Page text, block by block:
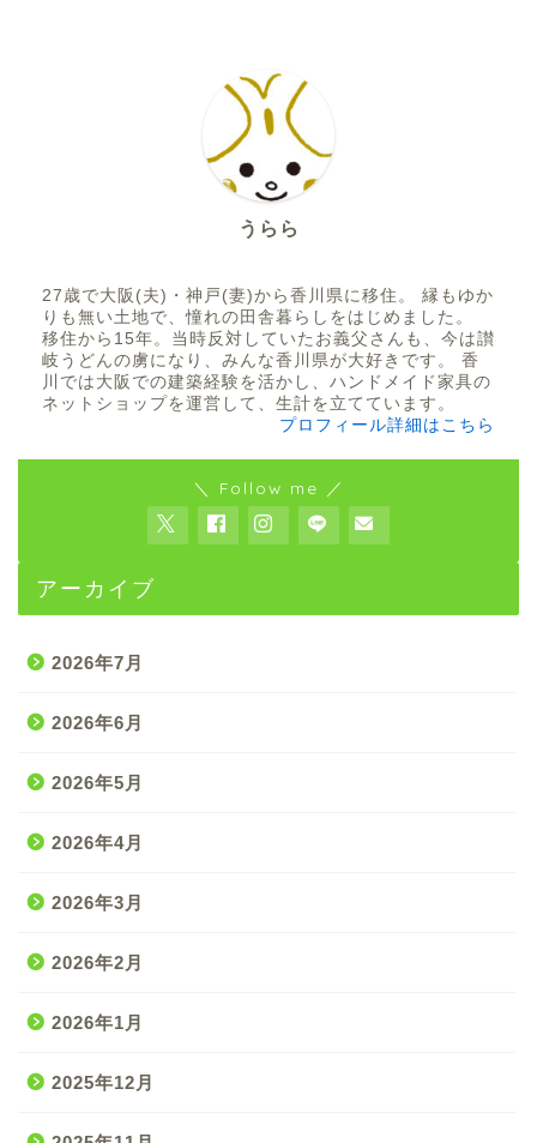
うらら
27歳で大阪(夫)・神戸(妻)から香川県に移住。 縁もゆか
りも無い土地で、憧れの田舎暮らしをはじめました。
移住から15年。当時反対していたお義父さんも、今は讃
岐うどんの虜になり、みんな香川県が大好きです。 香
川では大阪での建築経験を活かし、ハンドメイド家具の
ネットショップを運営して、生計を立てています。
プロフィール詳細はこちら
＼ Follow me ／
アーカイブ
2026年7月
2026年6月
2026年5月
2026年4月
2026年3月
2026年2月
2026年1月
2025年12月